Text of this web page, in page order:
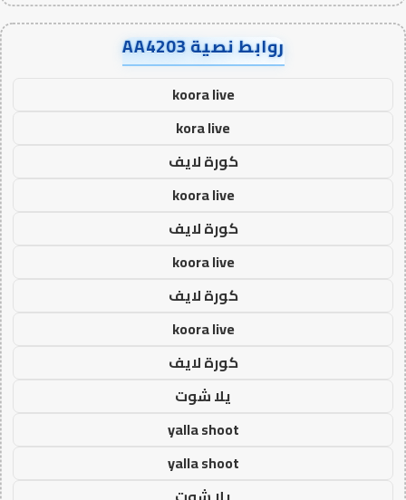
روابط نصية AA4203
koora live
kora live
كورة لايف
koora live
كورة لايف
koora live
كورة لايف
koora live
كورة لايف
يلا شوت
yalla shoot
yalla shoot